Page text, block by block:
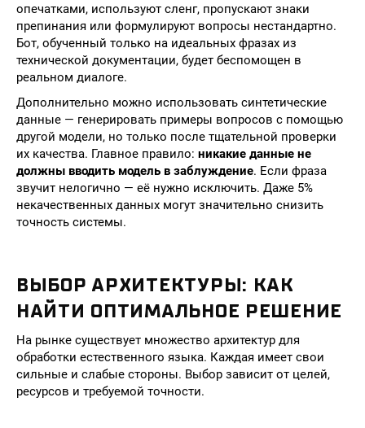
опечатками, используют сленг, пропускают знаки
препинания или формулируют вопросы нестандартно.
Бот, обученный только на идеальных фразах из
технической документации, будет беспомощен в
реальном диалоге.
Дополнительно можно использовать синтетические
данные — генерировать примеры вопросов с помощью
другой модели, но только после тщательной проверки
их качества. Главное правило: никакие данные не
должны вводить модель в заблуждение. Если фраза
звучит нелогично — её нужно исключить. Даже 5%
некачественных данных могут значительно снизить
точность системы.
ВЫБОР АРХИТЕКТУРЫ: КАК
НАЙТИ ОПТИМАЛЬНОЕ РЕШЕНИЕ
На рынке существует множество архитектур для
обработки естественного языка. Каждая имеет свои
сильные и слабые стороны. Выбор зависит от целей,
ресурсов и требуемой точности.